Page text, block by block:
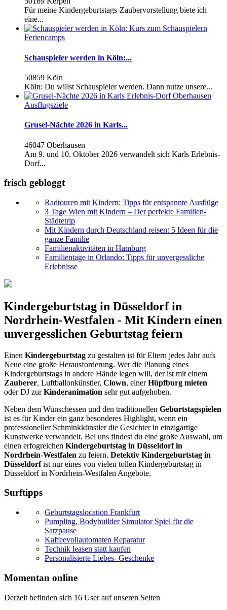
Für meine Kindergeburtstags-Zaubervorstellung biete ich
eine...
Feriencamps
Schauspieler werden in Köln:...
50859 Köln
Köln: Du willst Schauspieler werden. Dann nutze unsere...
Ausflugsziele
Grusel-Nächte 2026 in Karls...
46047 Oberhausen
Am 9. und 10. Oktober 2026 verwandelt sich Karls Erlebnis-
Dorf...
frisch gebloggt
Radtouren mit Kindern: Tipps für entspannte Ausflüge
3 Tage Wien mit Kindern – Der perfekte Familien-
Städtetrip
Mit Kindern durch Deutschland reisen: 5 Ideen für die
ganze Familie
Familienaktivitäten in Hamburg
Familientage in Orlando: Tipps für unvergessliche
Erlebnisse
Kindergeburtstag in Düsseldorf in
Nordrhein-Westfalen - Mit Kindern einen
unvergesslichen Geburtstag feiern
Einen Kindergeburtstag zu gestalten ist für Eltern jedes Jahr aufs
Neue eine große Herausforderung. Wer die Planung eines
Kindergeburtstags in andere Hände legen will, der ist mit einem
Zauberer, Luftballonkünstler, Clown, einerHüpfburg mieten
oder DJ zurKinderanimation sehr gut aufgehoben.
Neben dem Wunschessen und den traditionellen Geburtstagspielen
ist es für Kinder ein ganz besonderes Highlight, wenn ein
professioneller Schminkkünstler die Gesichter in einzigartige
Kunstwerke verwandelt. Bei uns findest du eine große Auswahl, um
einen erfogreichen Kindergeburtstag in Düsseldorf in
Nordrhein-Westfalen zu feiern. Detektiv Kindergeburtstag in
Düsseldorfist nur eines von vielen tollen Kindergeburtstag in
Düsseldorf in Nordrhein-Westfalen Angebote.
Surftipps
Geburtstagslocation Frankfurt
Pumpling, Bodybuilder Simulator Spiel für die
Satzpause
Kaffeevollautomaten Reparatur
Technik leasen statt kaufen
Personalisierte Liebes- Geschenke
Momentan online
Derzeit befinden sich 16 User auf unseren Seiten